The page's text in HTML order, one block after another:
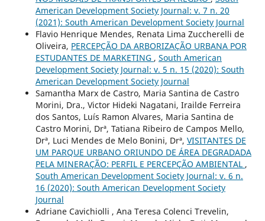
American Development Society Journal: v. 7 n. 20
(2021): South American Development Society Journal
Flavio Henrique Mendes, Renata Lima Zuccherelli de
Oliveira, PERCEPÇÃO DA ARBORIZAÇÃO URBANA POR
ESTUDANTES DE MARKETING , South American
Development Society Journal: v. 5 n. 15 (2020): South
American Development Society Journal
Samantha Marx de Castro, Maria Santina de Castro
Morini, Dra., Victor Hideki Nagatani, Irailde Ferreira
dos Santos, Luís Ramon Alvares, Maria Santina de
Castro Morini, Drª, Tatiana Ribeiro de Campos Mello,
Drª, Luci Mendes de Melo Bonini, Drª, VISITANTES DE
UM PARQUE URBANO ORIUNDO DE ÁREA DEGRADADA
PELA MINERAÇÃO: PERFIL E PERCEPÇÃO AMBIENTAL ,
South American Development Society Journal: v. 6 n.
16 (2020): South American Development Society
Journal
Adriane Cavichiolli , Ana Teresa Colenci Trevelin,